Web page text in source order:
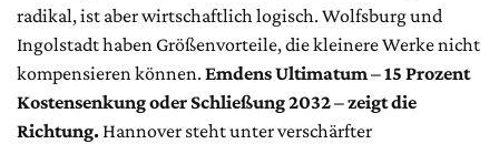
radikal, ist aber wirtschaftlich logisch. Wolfsburg und
Ingolstadt haben Größenvorteile, die kleinere Werke nicht
kompensieren können. Emdens Ultimatum – 15 Prozent
Kostensenkung oder Schließung 2032 – zeigt die
Richtung.Hannover steht unter verschärfter